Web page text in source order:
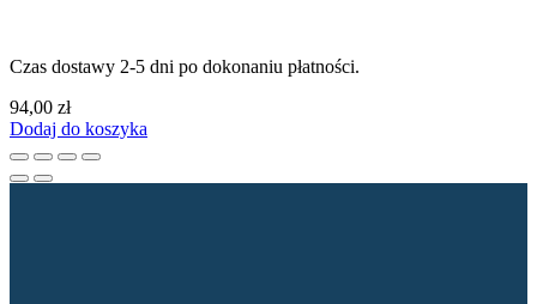
Czas dostawy 2-5 dni po dokonaniu płatności.
94,00 zł
Dodaj do koszyka